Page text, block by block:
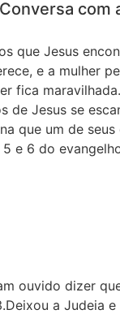
com
que Jesus
e a mulher
fica
Jesus se
que um de
e 6 do
ouvido dizer
a Judeia